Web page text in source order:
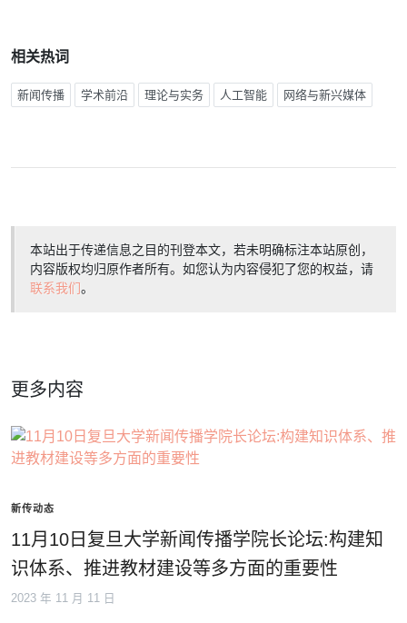
相关热词
新闻传播 学术前沿 理论与实务 人工智能 网络与新兴媒体
本站出于传递信息之目的刊登本文，若未明确标注本站原创，
内容版权均归原作者所有。如您认为内容侵犯了您的权益，请
联系我们。
更多内容
新传动态
11月10日复旦大学新闻传播学院长论坛:构建知
识体系、推进教材建设等多方面的重要性
2023 年 11 月 11 日